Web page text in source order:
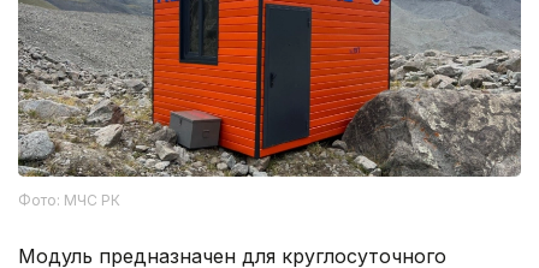
Фото: МЧС РК
Модуль предназначен для круглосуточного